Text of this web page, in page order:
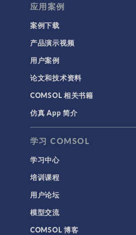
应用案例
案例下载
产品演示视频
用户案例
论文和技术资料
COMSOL 相关书籍
仿真 App 简介
学习 COMSOL
学习中心
培训课程
用户论坛
模型交流
COMSOL 博客